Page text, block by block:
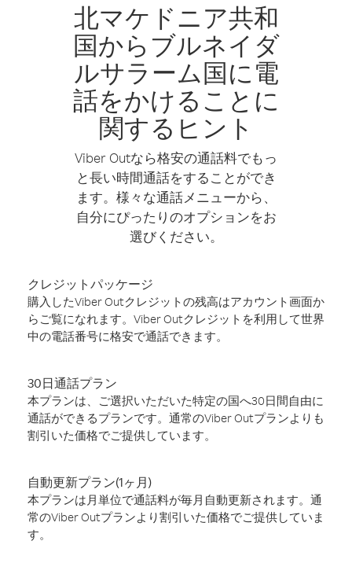
北マケドニア共和
国からブルネイダ
ルサラーム国に電
話をかけることに
関するヒント
Viber Outなら格安の通話料でもっ
と長い時間通話をすることができ
ます。様々な通話メニューから、
自分にぴったりのオプションをお
選びください。
クレジットパッケージ
購入したViber Outクレジットの残高はアカウント画面か
らご覧になれます。Viber Outクレジットを利用して世界
中の電話番号に格安で通話できます。
30日通話プラン
本プランは、ご選択いただいた特定の国へ30日間自由に
通話ができるプランです。通常のViber Outプランよりも
割引いた価格でご提供しています。
自動更新プラン(1ヶ月)
本プランは月単位で通話料が毎月自動更新されます。通
常のViber Outプランより割引いた価格でご提供していま
す。